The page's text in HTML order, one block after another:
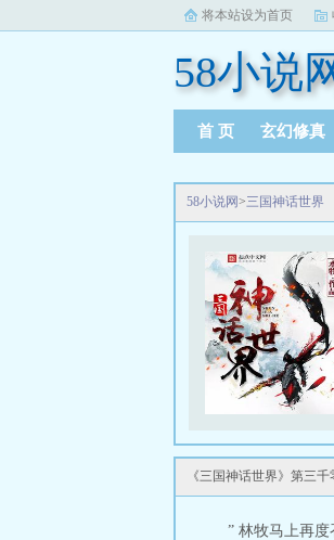
将本站设为首页
58小说
首 页 玄幻修真
58小说网>三国神话世界
《三国神话世界》第三
” 林牧马上再